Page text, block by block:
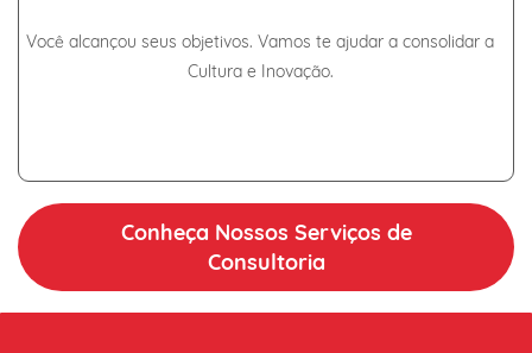
Você alcançou seus objetivos. Vamos te ajudar a consolidar a
Cultura e Inovação.
Conheça Nossos Serviços de
Consultoria